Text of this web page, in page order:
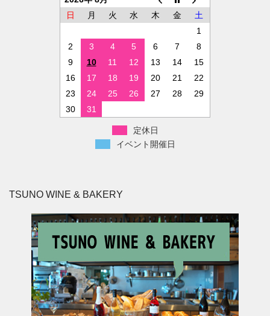
日
月 火 水 木 金
土
1
2
3 4 5 6 7
8
9
10 11 12 13 14
15
16
17 18 19 20 21
22
23
24 25 26 27 28
29
30
31
定休日
イベント開催日
TSUNO WINE & BAKERY